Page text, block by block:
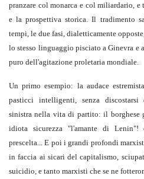
pranzare col monarca e col miliardario,
e la prospettiva storica. Il tradimento
tempi, le due fasi, dialetticamente
lo stesso linguaggio pisciato a Ginevra e
puro dell'agitazione proletaria mondiale.
Un primo esempio: la audace
pasticci intelligenti, senza
sinistra nella vita di partito: il
idiota sicurezza "l'amante di Lenin"!
prescelta... E poi i grandi profondi
in faccia ai sicari del capitalismo,
suicidio, e tanto marxisti che se ne